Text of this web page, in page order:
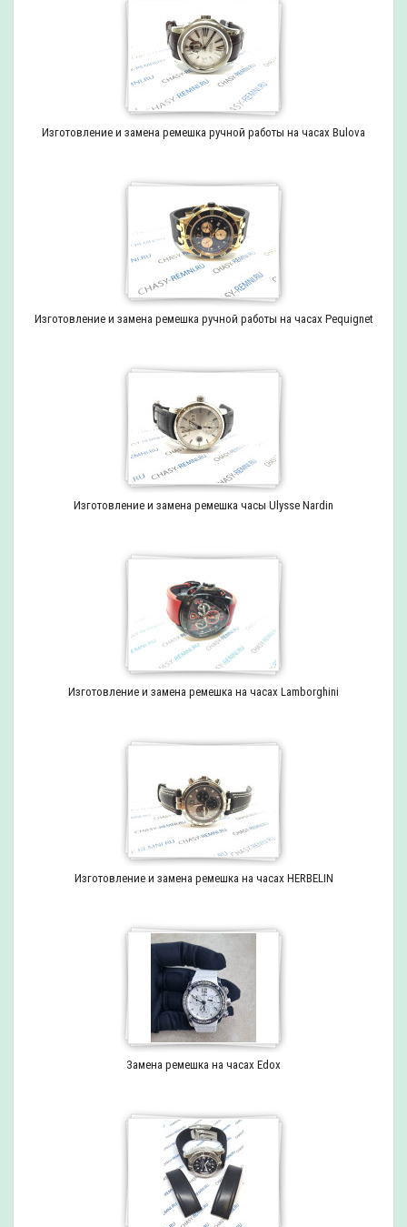
Изготовление и замена ремешка ручной работы на часах Bulova
Изготовление и замена ремешка ручной работы на часах Pequignet
Изготовление и замена ремешка часы Ulysse Nardin
Изготовление и замена ремешка на часах Lamborghini
Изготовление и замена ремешка на часах HERBELIN
Замена ремешка на часах Edox